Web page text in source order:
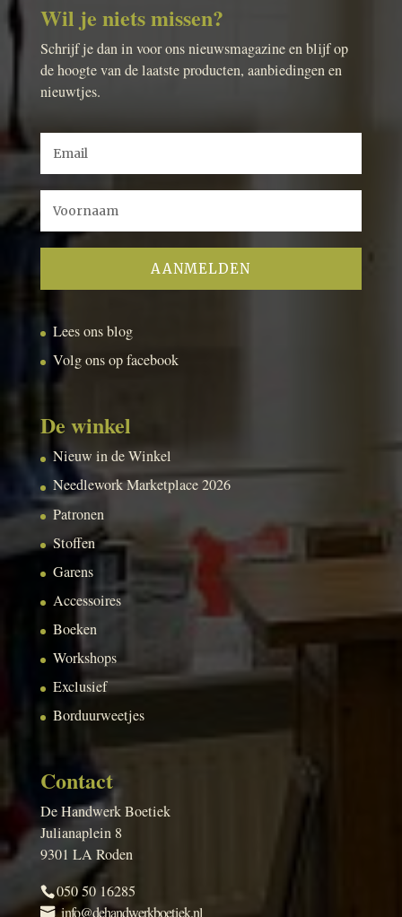
Wil je niets missen?
Schrijf je dan in voor ons nieuwsmagazine en blijf op
de hoogte van de laatste producten, aanbiedingen en
nieuwtjes.
Lees ons blog
Volg ons op facebook
De winkel
Nieuw in de Winkel
Needlework Marketplace 2026
Patronen
Stoffen
Garens
Accessoires
Boeken
Workshops
Exclusief
Borduurweetjes
Contact
De Handwerk Boetiek
Julianaplein 8
9301 LA Roden
050 50 16285
info@dehandwerkboetiek.nl